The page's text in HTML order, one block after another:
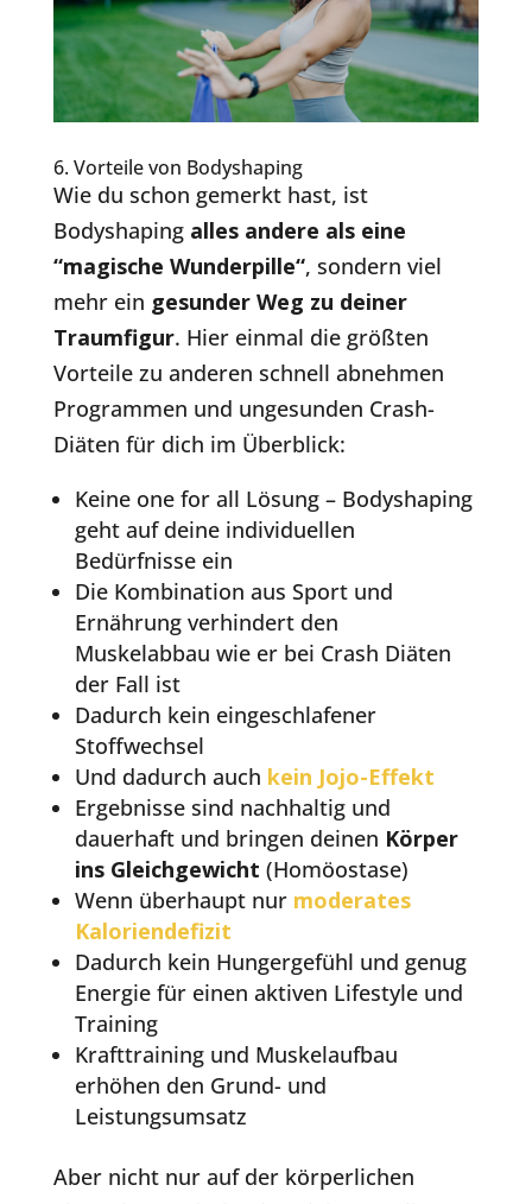
6. Vorteile von Bodyshaping
Wie du schon gemerkt hast, ist
Bodyshaping alles andere als eine
“magische Wunderpille“, sondern viel
mehr ein gesunder Weg zu deiner
Traumfigur. Hier einmal die größten
Vorteile zu anderen schnell abnehmen
Programmen und ungesunden Crash-
Diäten für dich im Überblick:
Keine one for all Lösung – Bodyshaping
geht auf deine individuellen
Bedürfnisse ein
Die Kombination aus Sport und
Ernährung verhindert den
Muskelabbau wie er bei Crash Diäten
der Fall ist
Dadurch kein eingeschlafener
Stoffwechsel
Und dadurch auch kein Jojo-Effekt
Ergebnisse sind nachhaltig und
dauerhaft und bringen deinen Körper
ins Gleichgewicht (Homöostase)
Wenn überhaupt nur moderates
Kaloriendefizit
Dadurch kein Hungergefühl und genug
Energie für einen aktiven Lifestyle und
Training
Krafttraining und Muskelaufbau
erhöhen den Grund- und
Leistungsumsatz
Aber nicht nur auf der körperlichen